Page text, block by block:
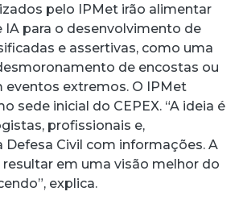
pelo IPMet irão alimentar
para o desenvolvimento de
e assertivas, como uma
de encostas ou
eventos extremos. O IPMet
sede inicial do CEPEX. “A ideia é
profissionais e,
Defesa Civil com informações. A
em uma visão melhor do
explica.